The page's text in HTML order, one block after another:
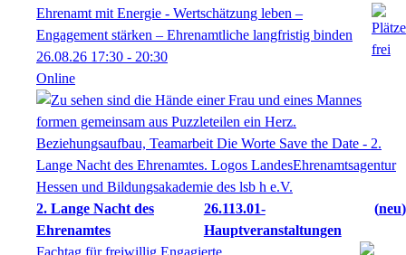
Ehrenamt mit Energie - Wertschätzung leben –
Engagement stärken – Ehrenamtliche langfristig binden
26.08.26 17:30 - 20:30
Online
2. Lange Nacht des
Ehrenamtes
26.113.01-
Hauptveranstaltungen
neu
Fachtag für freiwillig Engagierte